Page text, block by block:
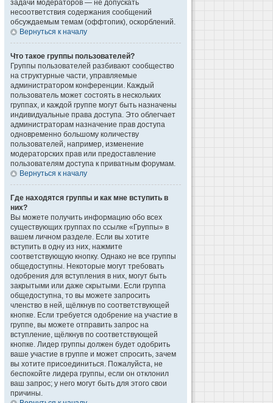
задачи модераторов — не допускать
несоответствия содержания сообщений
обсуждаемым темам (оффтопик), оскорблений.
Вернуться к началу
Что такое группы пользователей?
Группы пользователей разбивают сообщество
на структурные части, управляемые
администратором конференции. Каждый
пользователь может состоять в нескольких
группах, и каждой группе могут быть назначены
индивидуальные права доступа. Это облегчает
администраторам назначение прав доступа
одновременно большому количеству
пользователей, например, изменение
модераторских прав или предоставление
пользователям доступа к приватным форумам.
Вернуться к началу
Где находятся группы и как мне вступить в
них?
Вы можете получить информацию обо всех
существующих группах по ссылке «Группы» в
вашем личном разделе. Если вы хотите
вступить в одну из них, нажмите
соответствующую кнопку. Однако не все группы
общедоступны. Некоторые могут требовать
одобрения для вступления в них, могут быть
закрытыми или даже скрытыми. Если группа
общедоступна, то вы можете запросить
членство в ней, щёлкнув по соответствующей
кнопке. Если требуется одобрение на участие в
группе, вы можете отправить запрос на
вступление, щёлкнув по соответствующей
кнопке. Лидер группы должен будет одобрить
ваше участие в группе и может спросить, зачем
вы хотите присоединиться. Пожалуйста, не
беспокойте лидера группы, если он отклонил
ваш запрос; у него могут быть для этого свои
причины.